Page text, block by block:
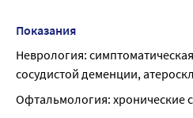
Показания
Неврология:
сосудистой деменции,
Офтальмология: хронические